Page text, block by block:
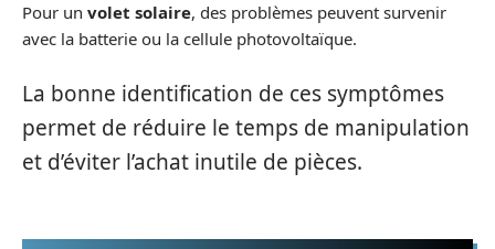
Pour un volet solaire, des problèmes peuvent survenir
avec la batterie ou la cellule photovoltaïque.
La bonne identification de ces symptômes
permet de réduire le temps de manipulation
et d’éviter l’achat inutile de pièces.